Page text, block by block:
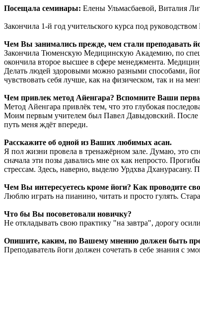
Посещала семинары: Елены Ульмасбаевой, Виталия
Закончила 1-й год учительского курса под
Чем Вы занимались прежде, чем стали преподавать
Закончила Тюменскую Медицинскую Академию, по
окончила второе высшее в сфере менеджмента.
Делать людей здоровыми можно разными способами,
чувствовать себя лучше, как на физическом, так и на
Чем привлек метод Айенгара? Вспомните Ваши
Метод Айенгара привлёк тем, что это глубокая
Моим первым учителем был Павел Давыдовский. После
путь меня ждёт впереди.
Расскажите об одной из Ваших любимых асан.
Я пол жизни провела в тренажёрном зале. Думаю, это
сначала эти позы давались мне ох как непросто.
стрессам. Здесь, наверно, выделю Урдхва Дханурасану.
Чем Вы интересуетесь кроме йоги? Как проводите
Люблю играть на пианино, читать и просто гулять.
Что бы Вы посоветовали новичку?
Не откладывать свою практику "на завтра", дорогу
Опишите, каким, по Вашему мнению должен быть
Преподаватель йоги должен сочетать в себе знания с